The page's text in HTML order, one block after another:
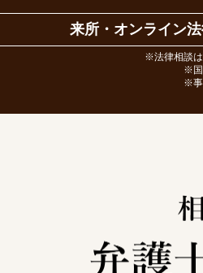
来所・オンライン
※法律相談は
※国
※事